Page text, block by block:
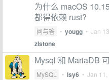
为什么 macOS
都得依赖 rust?
问与答 • yougg • Jan
zlstone
Mysql 和 MariaDB
MySQL • lsy6 • Jan 11,